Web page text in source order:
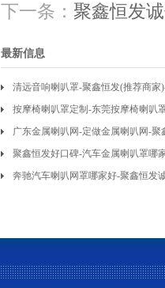
下一条： 聚鑫恒发
最新信息
清远音响喇叭罩-聚鑫恒发(推荐商家
按摩椅喇叭罩定制-东莞按摩椅喇叭
广东金属喇叭网-定做金属喇叭网-聚
聚鑫恒发好口碑-汽车金属喇叭罩哪
奔驰汽车喇叭网罩哪家好-聚鑫恒发